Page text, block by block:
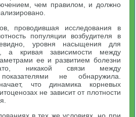
чем правилом, и должно
проводившая исследования в
популяции возбудителя в
уровня насыщения для
а кривая зависимости между
ее и развитием болезни
никакой связи между
не обнаружила.
что динамика корневых
не зависит от плотности